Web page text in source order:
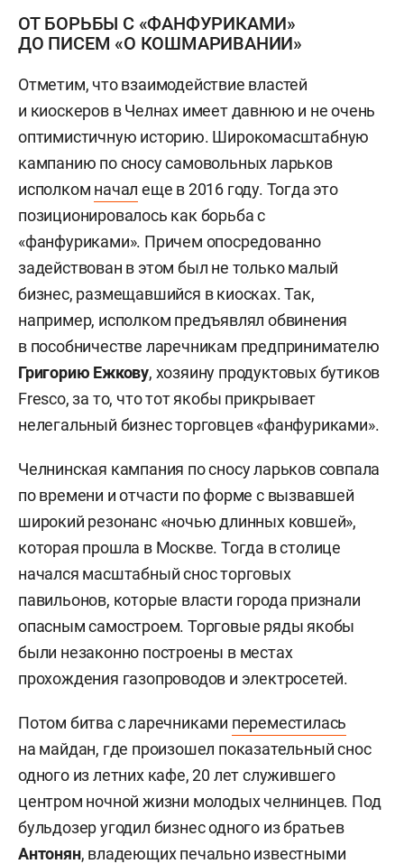
ОТ БОРЬБЫ С «ФАНФУРИКАМИ»
ДО ПИСЕМ «О КОШМАРИВАНИИ»
Отметим, что взаимодействие властей
и киоскеров в Челнах имеет давнюю и не очень
оптимистичную историю. Широкомасштабную
кампанию по сносу самовольных ларьков
исполком начал еще в 2016 году. Тогда это
позиционировалось как борьба с
«фанфуриками». Причем опосредованно
задействован в этом был не только малый
бизнес, размещавшийся в киосках. Так,
например, исполком предъявлял обвинения
в пособничестве ларечникам предпринимателю
Григорию Ежкову, хозяину продуктовых бутиков
Fresco, за то, что тот якобы прикрывает
нелегальный бизнес торговцев «фанфуриками».
Челнинская кампания по сносу ларьков совпала
по времени и отчасти по форме с вызвавшей
широкий резонанс «ночью длинных ковшей»,
которая прошла в Москве. Тогда в столице
начался масштабный снос торговых
павильонов, которые власти города признали
опасным самостроем. Торговые ряды якобы
были незаконно построены в местах
прохождения газопроводов и электросетей.
Потом битва с ларечниками переместилась
на майдан, где произошел показательный снос
одного из летних кафе, 20 лет служившего
центром ночной жизни молодых челнинцев. Под
бульдозер угодил бизнес одного из братьев
Антонян, владеющих печально известными